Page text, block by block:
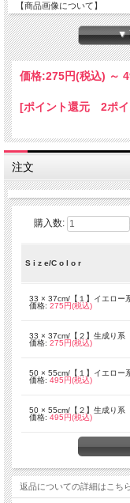
【商品画像について】
実際の色に近くなるよう
ディスプレイの種類や設定
す。
【ご注文数量と商品サイズ
全て掲載サイズにてカッ
▼
価格:275円(税込) ～
[ポイント還元 2ポイ
注文
購入数:
S i z e/C o l o r
33 × 37cm/【１】イエロー
価格: 275円(税込)
33 × 37cm/【２】生成り系
価格: 275円(税込)
50 × 55cm/【１】イエロー
価格: 495円(税込)
50 × 55cm/【２】生成り系
価格: 495円(税込)
返品についての詳細はこち